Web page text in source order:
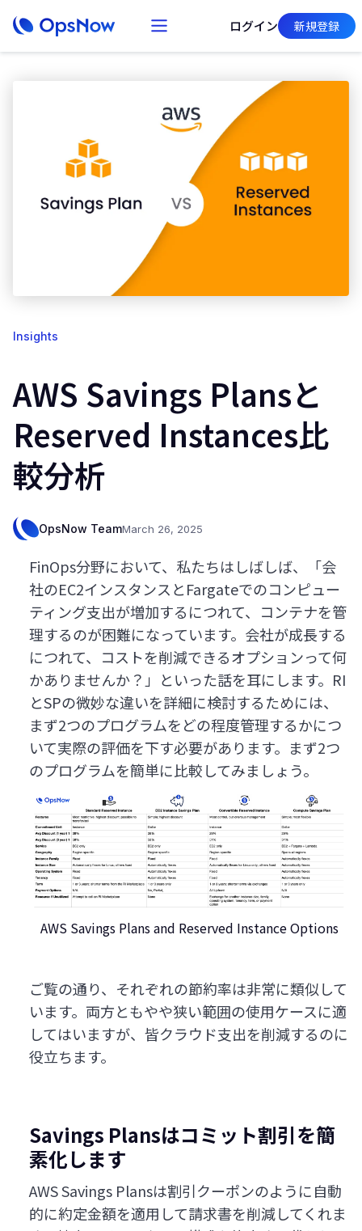
ログイン 新規登録
Insights
AWS Savings Plansと
Reserved Instances比
較分析
OpsNow TeamMarch 26, 2025
FinOps分野において、私たちはしばしば、「会
社のEC2インスタンスとFargateでのコンピュー
ティング支出が増加するにつれて、コンテナを管
理するのが困難になっています。会社が成長する
につれて、コストを削減できるオプションって何
かありませんか？」といった話を耳にします。RI
とSPの微妙な違いを詳細に検討するためには、
まず2つのプログラムをどの程度管理するかにつ
いて実際の評価を下す必要があります。まず2つ
のプログラムを簡単に比較してみましょう。
AWS Savings Plans and Reserved Instance Options
ご覧の通り、それぞれの節約率は非常に類似して
います。両方ともやや狭い範囲の使用ケースに適
してはいますが、皆クラウド支出を削減するのに
役立ちます。
Savings Plansはコミット割引を簡
素化します
AWS Savings Plansは割引クーポンのように自動
的に約定金額を適用して請求書を削減してくれま